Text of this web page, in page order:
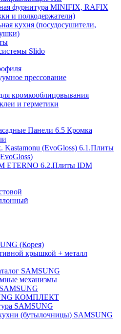
фурнитура MINIFIX, RAFIX
и полкодержатели)
кухня (посудосушители,
Slido
прессование
кромкооблицовывания
и герметики
6.5 Кромка
6.1.Плиты
6.2.Плиты IDM
(Корея)
крышкой + металл
SAMSUNG
механизмы
КОМПЛЕКТ
SAMSUNG
(бутылочницы) SAMSUNG